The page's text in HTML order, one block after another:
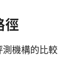
徑
測機構的比較